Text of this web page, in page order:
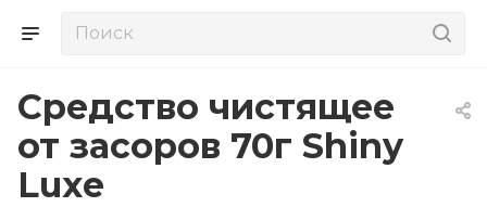
Средство чистящее
от засоров 70г Shiny
Luxe